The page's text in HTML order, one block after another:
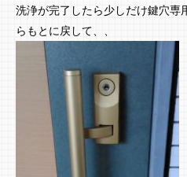
洗浄が完了したら少しだけ鍵穴専
らもとに戻して、、